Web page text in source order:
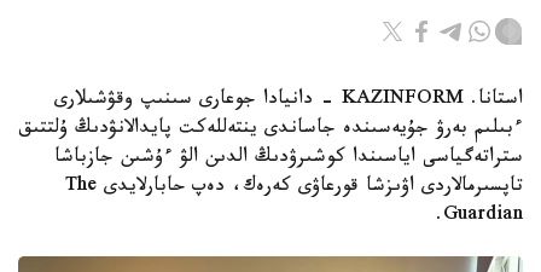
استانا. KAZINFORM - دانيادا جوعارى سىنىپ وقۋشىلارى
ءبىلىم بەرۋ جۇيەسىندە جاساندى ينتەللەكت پايدالانۋدىڭ ۇلتتىق
ستراتەگياسى اياسىندا كوشىرۋدىڭ الدىن الۋ ءۇشىن جازباشا
تاپسىرمالاردى اۋىزشا قورعاۋى كەرەك، دەپ حابارلايدى The
Guardian.